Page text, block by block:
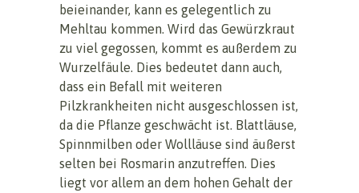
beieinander, kann es gelegentlich zu
Mehltau kommen. Wird das Gewürzkraut
zu viel gegossen, kommt es außerdem zu
Wurzelfäule. Dies bedeutet dann auch,
dass ein Befall mit weiteren
Pilzkrankheiten nicht ausgeschlossen ist,
da die Pflanze geschwächt ist. Blattläuse,
Spinnmilben oder Wollläuse sind äußerst
selten bei Rosmarin anzutreffen. Dies
liegt vor allem an dem hohen Gehalt der